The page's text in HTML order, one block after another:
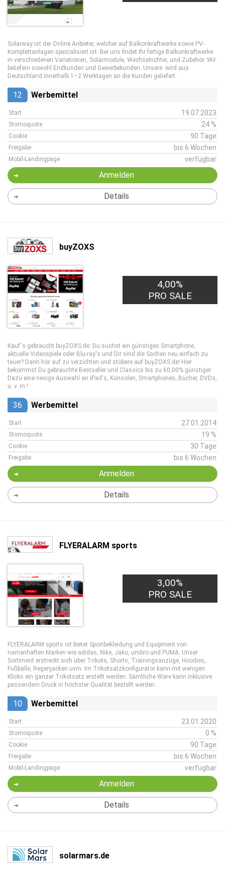
Solarway ist der Online Anbieter, welcher auf Balkonkraftwerke sowie PV-
Komplettanlagen spezialisiert ist. Bei uns findet Ihr fertige Balkonkraftwerke
in verschiedenen Variationen, Solarmodule, Wechselrichter, und Zubehör. Wir
beliefern sowohl Endkunden und Gewerbekunden. Unsere wird aus
Deutschland innerhalb 1–2 Werktagen an die Kunden geliefert.
12 Werbemittel
Start 19.07.2023
Stornoquote 24 %
Cookie 90 Tage
Freigabe bis 6 Wochen
Mobil-Landingpage verfügbar
Anmelden
Details
buyZOXS
4,00%
PRO SALE
Kauf´s gebraucht buyZOXS.de: Du suchst ein günstiges Smartphone,
aktuelle Videospiele oder Blu-ray's und Dir sind die Sachen neu einfach zu
teuer? Dann hör auf zu verzichten und stöbere auf buyZOXS.de! Hier
bekommst Du gebrauchte Bestseller und Classics bis zu 60,00% günstiger.
Dazu eine riesige Auswahl an iPad's, Konsolen, Smartphones, Bücher, DVDs,
u. v. m.!
36 Werbemittel
Start 27.01.2014
Stornoquote 19 %
Cookie 30 Tage
Freigabe bis 6 Wochen
Anmelden
Details
FLYERALARM sports
3,00%
PRO SALE
FLYERALARM sports ist bietet Sportbekleidung und Equipment von
namenhaften Marken wie adidas, Nike, Jako, umbro und PUMA. Unser
Sortiment erstreckt sich über Trikots, Shorts, Trainingsanzüge, Hoodies,
Fußbälle, Regenjacken uvm. Im Trikotsatzkonfigurator kann mit wenigen
Klicks ein ganzer Trikotsatz erstellt werden. Sämtliche Ware kann inklusive
passendem Druck in höchster Qualität bestellt werden.
10 Werbemittel
Start 23.01.2020
Stornoquote 0 %
Cookie 90 Tage
Freigabe bis 6 Wochen
Mobil-Landingpage verfügbar
Anmelden
Details
solarmars.de